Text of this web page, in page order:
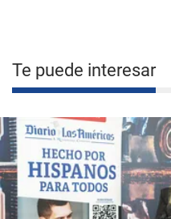
Te puede interesar